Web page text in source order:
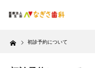
Home 初診予約について